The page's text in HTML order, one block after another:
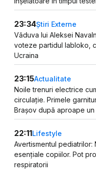
23:34Știri Externe
Văduva lui Aleksei
voteze partidul Iabloko,
Ucraina
23:15Actualitate
Noile trenuri electrice
circulație. Primele
Brașov după aproape
22:11Lifestyle
Avertismentul pediatrilor:
esențiale copiilor. Pot
respiratorii